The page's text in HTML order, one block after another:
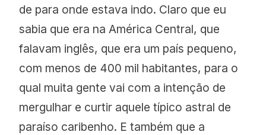
de para onde estava indo. Claro que eu
sabia que era na América Central, que
falavam inglês, que era um país pequeno,
com menos de 400 mil habitantes, para o
qual muita gente vai com a intenção de
mergulhar e curtir aquele típico astral de
paraíso caribenho. E também que a